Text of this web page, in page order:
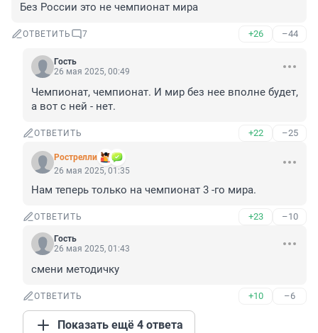
Без России это не чемпионат мира
ОТВЕТИТЬ 7 +26 –44
Гость
26 мая 2025, 00:49
Чемпионат, чемпионат. И мир без нее вполне будет,
а вот с ней - нет.
ОТВЕТИТЬ +22 –25
Рострелли
26 мая 2025, 01:35
Нам теперь только на чемпионат 3 -го мира.
ОТВЕТИТЬ +23 –10
Гость
26 мая 2025, 01:43
смени методичку
ОТВЕТИТЬ +10 –6
Показать ещё 4 ответа